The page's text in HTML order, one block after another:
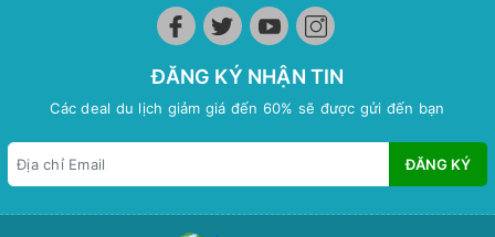
ĐĂNG KÝ NHẬN TIN
Các deal du lịch giảm giá đến 60% sẽ được gửi đến bạn
ĐĂNG KÝ